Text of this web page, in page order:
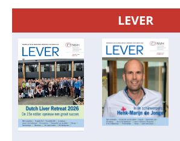
LEVER